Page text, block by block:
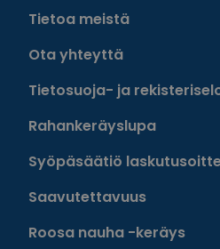
Tietoa meistä
Ota yhteyttä
Tietosuoja- ja
Rahankeräyslupa
Syöpäsäätiö
Saavutettavuus
Roosa nauha -keräys